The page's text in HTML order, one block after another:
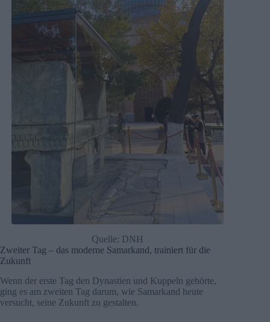
Quelle: DNH
Zweiter Tag – das moderne Samarkand, trainiert für die
Zukunft
Wenn der erste Tag den Dynastien und Kuppeln gehörte,
ging es am zweiten Tag darum, wie Samarkand heute
versucht, seine Zukunft zu gestalten.